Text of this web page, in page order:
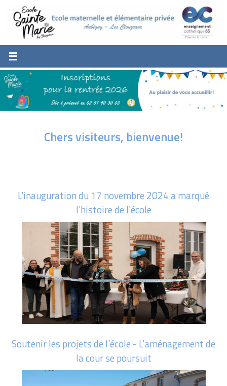
contenu
Chers visiteurs, bienvenue!
L'inauguration du 17 novembre 2024 a marqué
l'histoire de l'école
Soutenir les projets de l'école - L'aménagement de
la cour se poursuit